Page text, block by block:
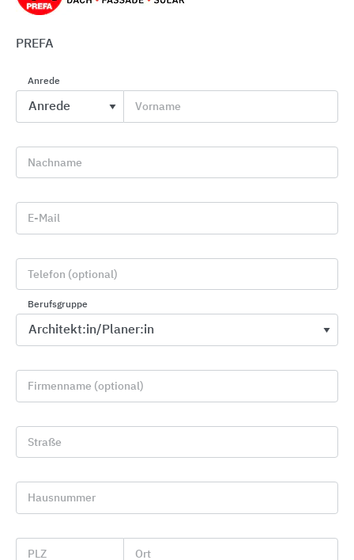
Detail)
CAD-Manager
Download
CAD-Manager
Alle anzeigen
Downloads
Produktinfos zum Mitnehmen
PREFA Dachsysteme
Aktuelles zu PREFA
PREFA
Anrede
Vorname
Nachname
E-Mail
Telefon (optional)
Berufsgruppe
Firmenname (optional)
Straße
Hausnummer
PLZ Ort